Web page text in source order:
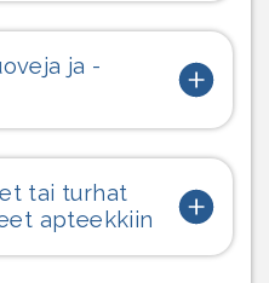
ja -
tai turhat
apteekkiin